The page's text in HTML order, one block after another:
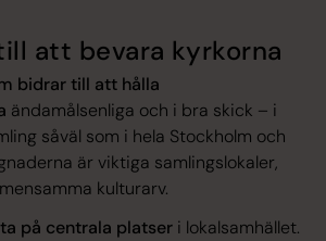
att bevara kyrkorna
bidrar till att hålla
ändamålsenliga och i bra skick – i
såväl som i hela Stockholm och
är viktiga samlingslokaler,
kulturarv.
på centrala platser i lokalsamhället.